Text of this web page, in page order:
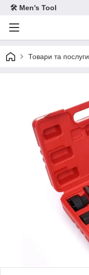
🛠 Men’s Tool
Товари та послуги